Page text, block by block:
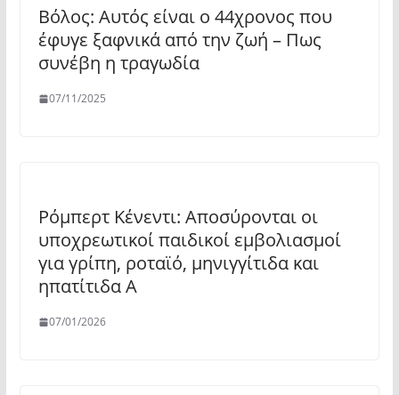
Βόλος: Αυτός είναι ο 44χρονος που
έφυγε ξαφνικά από την ζωή – Πως
συνέβη η τραγωδία
07/11/2025
Ρόμπερτ Κένεντι: Αποσύρονται οι
υποχρεωτικοί παιδικοί εμβολιασμοί
για γρίπη, ροταϊό, μηνιγγίτιδα και
ηπατίτιδα Α
07/01/2026